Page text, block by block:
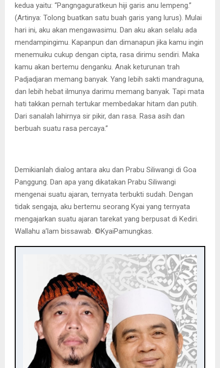
kedua yaitu: “Pangngaguratkeun hiji garis anu lempeng.”
(Artinya: Tolong buatkan satu buah garis yang lurus). Mulai
hari ini, aku akan mengawasimu. Dan aku akan selalu ada
mendampingimu. Kapanpun dan dimanapun jika kamu ingin
menemuiku cukup dengan cipta, rasa dirimu sendiri. Maka
kamu akan bertemu denganku. Anak keturunan trah
Padjadjaran memang banyak. Yang lebih sakti mandraguna,
dan lebih hebat ilmunya darimu memang banyak. Tapi mata
hati takkan pernah tertukar membedakar hitam dan putih.
Dari sanalah lahirnya sir pikir, dan rasa. Rasa asih dan
berbuah suatu rasa percaya.”
Demikianlah dialog antara aku dan Prabu Siliwangi di Goa
Panggung. Dan apa yang dikatakan Prabu Siliwangi
mengenai suatu ajaran, ternyata terbukti sudah. Dengan
tidak sengaja, aku bertemu seorang Kyai yang ternyata
mengajarkan suatu ajaran tarekat yang berpusat di Kediri.
Wallahu a’lam bissawab. ©️KyaiPamungkas.